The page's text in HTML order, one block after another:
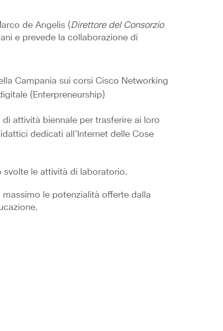
de Angelis (Direttore del Consorzio
e prevede la collaborazione di
Campania sui corsi Cisco Networking
(Enterpreneurship)
attività biennale per trasferire ai loro
dedicati all’Internet delle Cose
le attività di laboratorio.
le potenzialità offerte dalla